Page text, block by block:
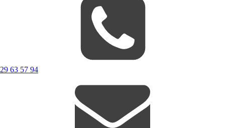
29 63 57 94